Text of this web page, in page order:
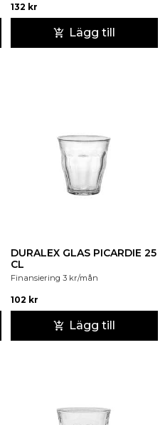
132 kr
Lägg till
DURALEX GLAS PICARDIE 25
CL
Finansiering 3 kr/mån
102 kr
Lägg till